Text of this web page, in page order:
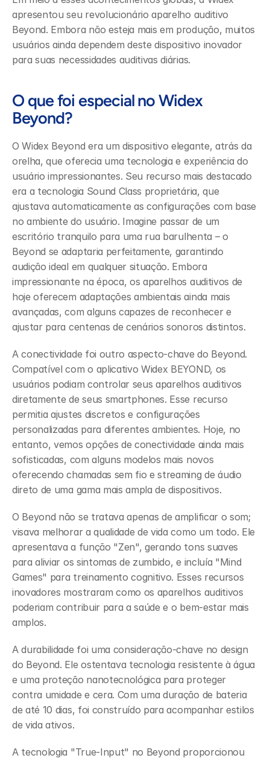
apresentou seu revolucionário aparelho auditivo
Beyond. Embora não esteja mais em produção, muitos
usuários ainda dependem deste dispositivo inovador
para suas necessidades auditivas diárias.
O que foi especial no Widex
Beyond?
O Widex Beyond era um dispositivo elegante, atrás da
orelha, que oferecia uma tecnologia e experiência do
usuário impressionantes. Seu recurso mais destacado
era a tecnologia Sound Class proprietária, que
ajustava automaticamente as configurações com base
no ambiente do usuário. Imagine passar de um
escritório tranquilo para uma rua barulhenta – o
Beyond se adaptaria perfeitamente, garantindo
audição ideal em qualquer situação. Embora
impressionante na época, os aparelhos auditivos de
hoje oferecem adaptações ambientais ainda mais
avançadas, com alguns capazes de reconhecer e
ajustar para centenas de cenários sonoros distintos.
A conectividade foi outro aspecto-chave do Beyond.
Compatível com o aplicativo Widex BEYOND, os
usuários podiam controlar seus aparelhos auditivos
diretamente de seus smartphones. Esse recurso
permitia ajustes discretos e configurações
personalizadas para diferentes ambientes. Hoje, no
entanto, vemos opções de conectividade ainda mais
sofisticadas, com alguns modelos mais novos
oferecendo chamadas sem fio e streaming de áudio
direto de uma gama mais ampla de dispositivos.
O Beyond não se tratava apenas de amplificar o som;
visava melhorar a qualidade de vida como um todo. Ele
apresentava a função "Zen", gerando tons suaves
para aliviar os sintomas de zumbido, e incluía "Mind
Games" para treinamento cognitivo. Esses recursos
inovadores mostraram como os aparelhos auditivos
poderiam contribuir para a saúde e o bem-estar mais
amplos.
A durabilidade foi uma consideração-chave no design
do Beyond. Ele ostentava tecnologia resistente à água
e uma proteção nanotecnológica para proteger
contra umidade e cera. Com uma duração de bateria
de até 10 dias, foi construído para acompanhar estilos
de vida ativos.
A tecnologia "True-Input" no Beyond proporcionou